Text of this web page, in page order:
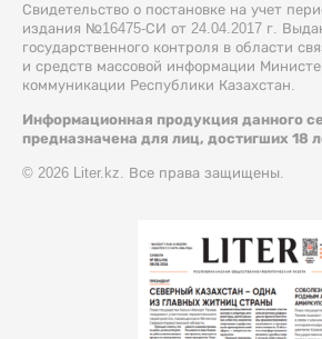
Свидетельство о постановке на учет
издания №16475-СИ от 24.04.2017 г.
государственного контроля в области
и средств массовой информации
коммуникации Республики Казахстан.
Информационная продукция данного
предназначена для лиц, достигших 18
© 2026 Liter.kz. Все права защищены.